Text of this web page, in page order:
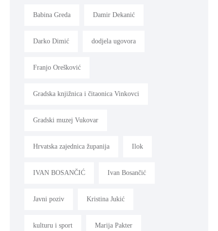
Babina Greda Damir Dekanić
Darko Dimić dodjela ugovora
Franjo Orešković
Gradska knjižnica i čitaonica Vinkovci
Gradski muzej Vukovar
Hrvatska zajednica županija Ilok
IVAN BOSANČIĆ Ivan Bosančić
Javni poziv Kristina Jukić
kulturu i sport Marija Pakter